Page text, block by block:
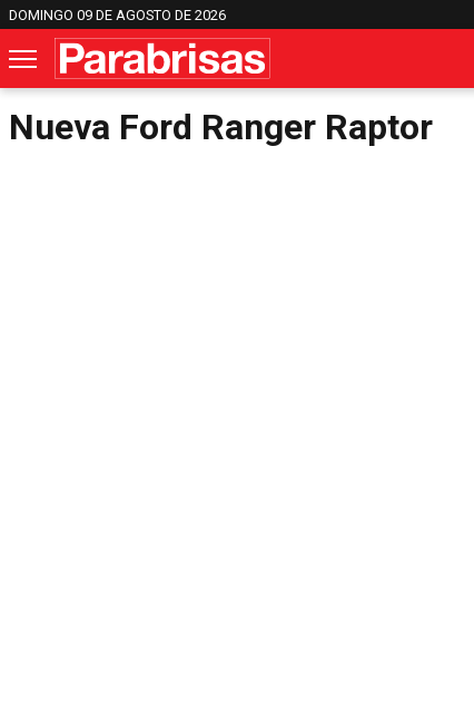
DOMINGO 09 DE AGOSTO DE 2026
Nueva Ford Ranger Raptor